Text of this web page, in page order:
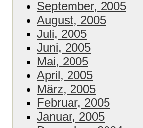
September, 2005
August, 2005
Juli, 2005
Juni, 2005
Mai, 2005
April, 2005
März, 2005
Februar, 2005
Januar, 2005